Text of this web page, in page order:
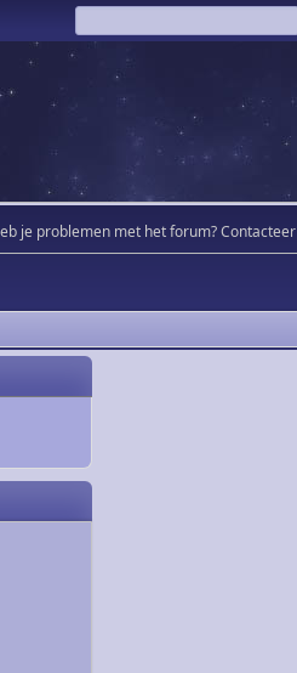
je problemen met het forum? Contacteer